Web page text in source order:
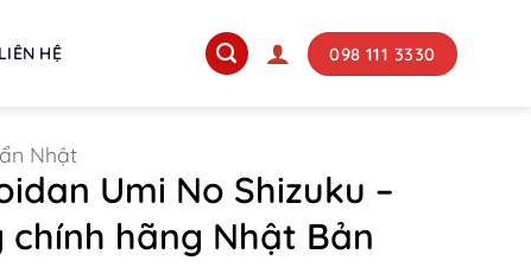
LIÊN HỆ 098 111 3330
Nhật
Umi No Shizuku –
chính hãng Nhật Bản